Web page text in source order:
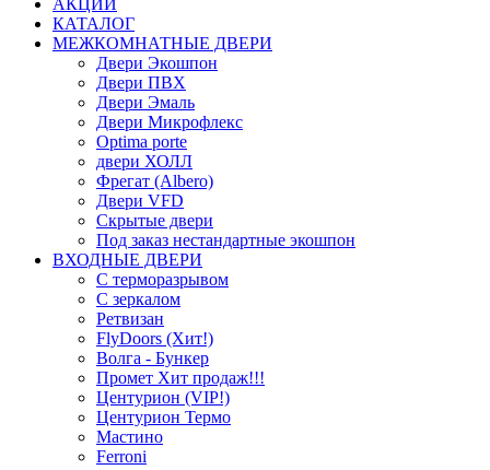
КАТАЛОГ
МЕЖКОМНАТНЫЕ ДВЕРИ
Двери Экошпон
Двери ПВХ
Двери Эмаль
Двери Микрофлекс
Optima porte
двери ХОЛЛ
Фрегат (Albero)
Двери VFD
Скрытые двери
Под заказ нестандартные экошпон
ВХОДНЫЕ ДВЕРИ
С терморазрывом
С зеркалом
Ретвизан
FlyDoors (Хит!)
Волга - Бункер
Промет Хит продаж!!!
Центурион (VIP!)
Центурион Термо
Мастино
Ferroni